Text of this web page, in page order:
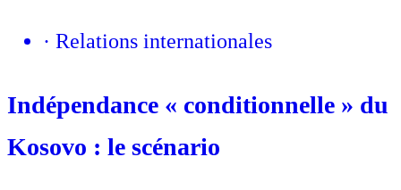
· Relations internationales
Indépendance « conditionnelle » du
Kosovo : le scénario